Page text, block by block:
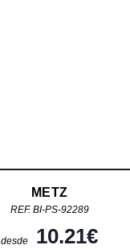
METZ
REF. BI-PS-92289
desde 10.21€